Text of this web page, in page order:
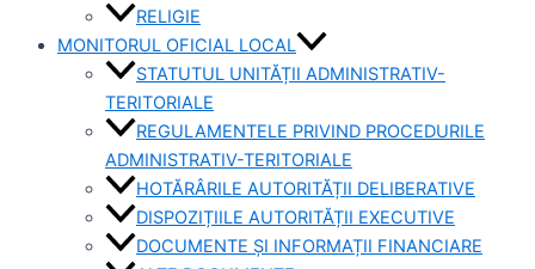
RELIGIE
MONITORUL OFICIAL LOCAL
STATUTUL UNITĂȚII ADMINISTRATIV-
TERITORIALE
REGULAMENTELE PRIVIND PROCEDURILE
ADMINISTRATIV-TERITORIALE
HOTĂRÂRILE AUTORITĂȚII DELIBERATIVE
DISPOZIȚIILE AUTORITĂȚII EXECUTIVE
DOCUMENTE ȘI INFORMAȚII FINANCIARE